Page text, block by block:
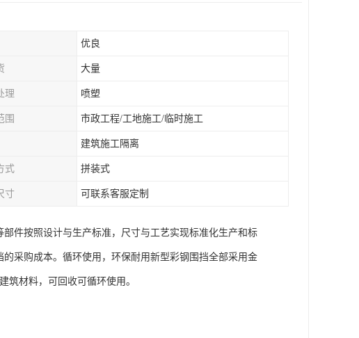
优良
大量
理 喷塑
围 市政工程/工地施工/临时施工
建筑施工隔离
式 拼装式
寸 可联系客服定制
件按照设计与生产标准，尺寸与工艺实现标准化生产和标
采购成本。循环使用，环保耐用新型彩钢围挡全部采用金
筑材料，可回收可循环使用。